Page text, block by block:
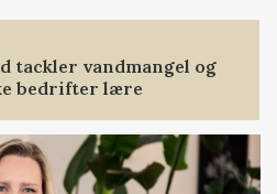
tackler vandmangel og
bedrifter lære